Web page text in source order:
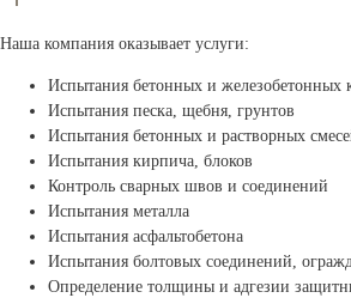
Наша компания оказывает услуги:
Испытания бетонных и железобетонных
Испытания песка, щебня, грунтов
Испытания бетонных и растворных
Испытания кирпича, блоков
Контроль сварных швов и соединений
Испытания металла
Испытания асфальтобетона
Испытания болтовых соединений,
Определение толщины и адгезии